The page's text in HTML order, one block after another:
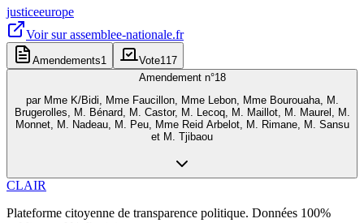
justiceeurope
Voir surassemblee-nationale.fr
Amendements1 Vote117
Amendement n°18
par Mme K/Bidi, Mme Faucillon, Mme Lebon, Mme Bourouaha, M.
Brugerolles, M. Bénard, M. Castor, M. Lecoq, M. Maillot, M. Maurel, M.
Monnet, M. Nadeau, M. Peu, Mme Reid Arbelot, M. Rimane, M. Sansu
et M. Tjibaou
CLAIR
Plateforme citoyenne de transparence politique. Données 100%